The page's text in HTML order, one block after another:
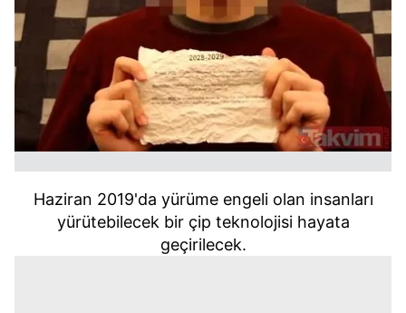
Haziran 2019'da yürüme engeli olan insanları
yürütebilecek bir çip teknolojisi hayata
geçirilecek.